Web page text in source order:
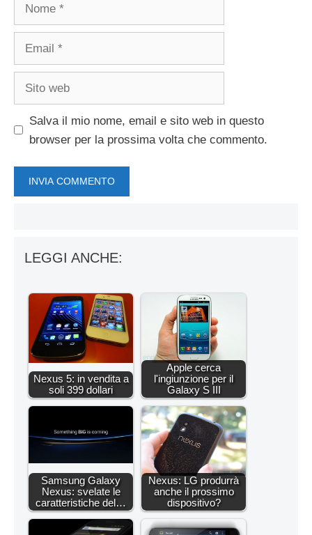
Email
Sito
Salva il mio nome, email e sito web in questo
browser per la prossima volta che commento.
LEGGI ANCHE:
Nexus 5: in vendita a
soli 399 dollari
Apple cerca
l'ingiunzione per il
Galaxy S III
Samsung Galaxy
Nexus: svelate le
caratteristiche del…
Nexus: LG produrrà
anche il prossimo
dispositivo?